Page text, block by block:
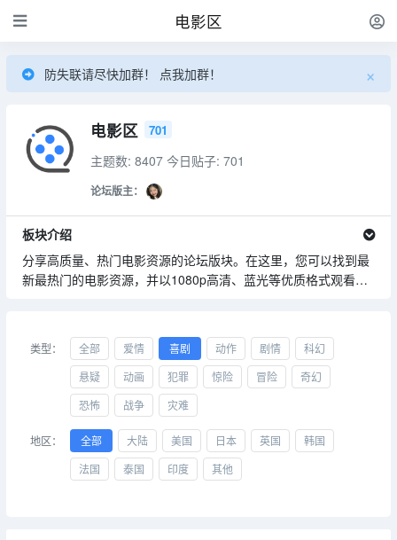
电影区
防失联请尽快加群！ 点我加群！ ×
电影区 701
主题数: 8407 今日贴子: 701
论坛版主：
板块介绍
分享高质量、热门电影资源的论坛版块。在这里，您可以找到最
新最热门的电影资源，并以1080p高清、蓝光等优质格式观看，
类型： 全部 爱情 喜剧 动作 剧情
科幻
悬疑
动画 犯罪 惊险 冒险
奇幻
恐怖
战争 灾难
地区： 全部 大陆 美国 日本 英国
韩国
法国
泰国 印度 其他